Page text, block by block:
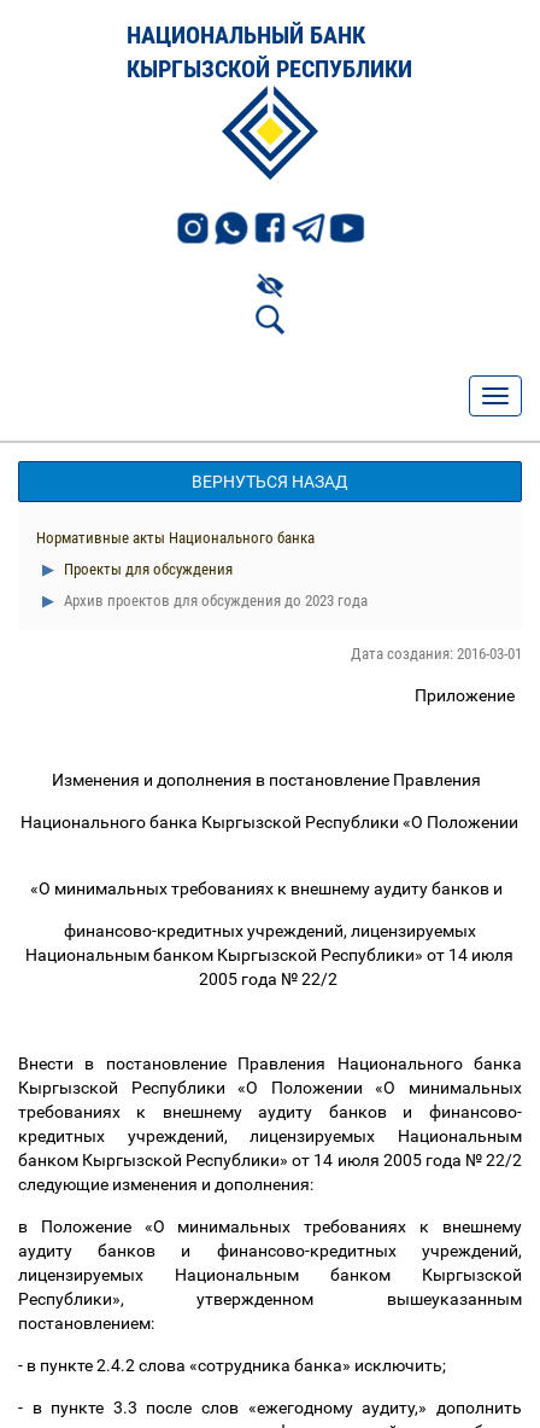
НАЦИОНАЛЬНЫЙ БАНК
КЫРГЫЗСКОЙ РЕСПУБЛИКИ
ВЕРНУТЬСЯ НАЗАД
Нормативные акты Национального банка
Проекты для обсуждения
Архив проектов для обсуждения до 2023 года
Дата создания: 2016-03-01
Приложение
Изменения и дополнения в постановление Правления
Национального банка Кыргызской Республики «О Положении
«О минимальных требованиях к внешнему аудиту банков и
финансово-кредитных учреждений, лицензируемых
Национальным банком Кыргызской Республики» от 14 июля
2005 года № 22/2
Внести в постановление Правления Национального банка
Кыргызской Республики «О Положении «О минимальных
требованиях к внешнему аудиту банков и финансово-
кредитных учреждений, лицензируемых Национальным
банком Кыргызской Республики» от 14 июля 2005 года № 22/2
следующие изменения и дополнения:
в Положение «О минимальных требованиях к внешнему
аудиту банков и финансово-кредитных учреждений,
лицензируемых Национальным банком Кыргызской
Республики», утвержденном вышеуказанным
постановлением:
- в пункте 2.4.2 слова «сотрудника банка» исключить;
- в пункте 3.3 после слов «ежегодному аудиту,» дополнить